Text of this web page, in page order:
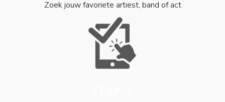
Zoek jouw favoriete artiest, band of act